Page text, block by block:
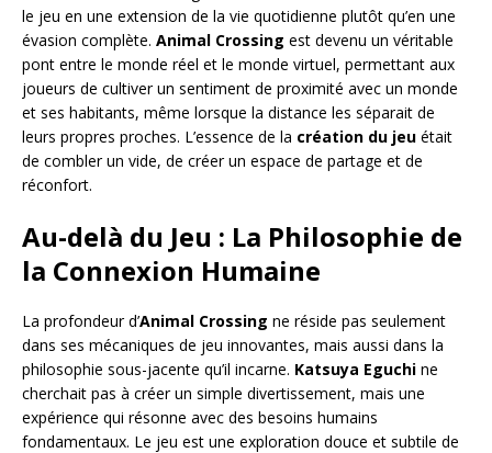
le jeu en une extension de la vie quotidienne plutôt qu’en une
évasion complète. Animal Crossing est devenu un véritable
pont entre le monde réel et le monde virtuel, permettant aux
joueurs de cultiver un sentiment de proximité avec un monde
et ses habitants, même lorsque la distance les séparait de
leurs propres proches. L’essence de la création du jeu était
de combler un vide, de créer un espace de partage et de
réconfort.
Au-delà du Jeu : La Philosophie de
la Connexion Humaine
La profondeur d’Animal Crossing ne réside pas seulement
dans ses mécaniques de jeu innovantes, mais aussi dans la
philosophie sous-jacente qu’il incarne. Katsuya Eguchi ne
cherchait pas à créer un simple divertissement, mais une
expérience qui résonne avec des besoins humains
fondamentaux. Le jeu est une exploration douce et subtile de